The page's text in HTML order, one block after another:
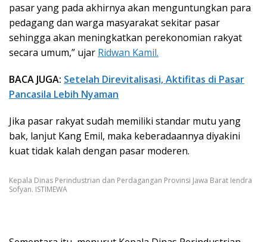
pasar yang pada akhirnya akan menguntungkan para
pedagang dan warga masyarakat sekitar pasar
sehingga akan meningkatkan perekonomian rakyat
secara umum,” ujar Ridwan Kamil.
BACA JUGA: Setelah Direvitalisasi, Aktifitas di Pasar
Pancasila Lebih Nyaman
Jika pasar rakyat sudah memiliki standar mutu yang
bak, lanjut Kang Emil, maka keberadaannya diyakini
kuat tidak kalah dengan pasar moderen.
Kepala Dinas Perindustrian dan Perdagangan Provinsi Jawa Barat Iendra
Sofyan. ISTIMEWA